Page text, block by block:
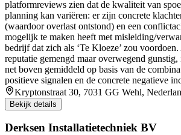
platformreviews zien dat de kwaliteit van
planning kan variëren: er zijn concrete
(waardoor overlast ontstond) en een
mogelijk te maken heeft met misleiding/
bedrijf dat zich als ‘Te Kloeze’ zou
reputatie gemengd maar overwegend
net boven gemiddeld op basis van de
positieve signalen en de concrete negatieve
Kryptonstraat 30, 7031 GG Wehl,
Bekijk details
Derksen Installatietechniek BV